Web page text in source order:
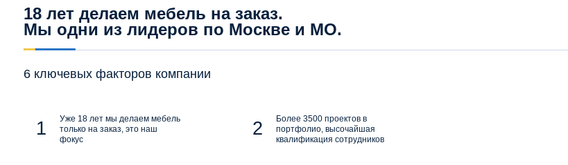
18 лет делаем мебель на заказ.
Мы одни из лидеров по Москве и МО.
6 ключевых факторов компании
Уже 18 лет мы делаем мебель
только на заказ, это наш
фокус
Более 3500 проектов в
портфолио, высочайшая
квалификация сотрудников